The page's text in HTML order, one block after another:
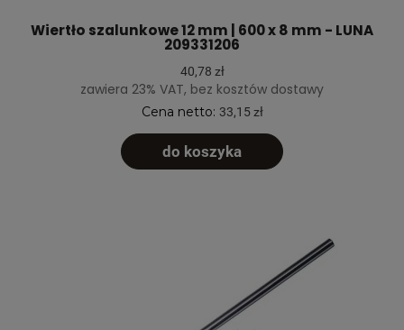
Wiertło szalunkowe 12 mm | 600 x 8 mm - LUNA
209331206
40,78 zł
zawiera 23% VAT, bez kosztów dostawy
Cena netto: 33,15 zł
do koszyka